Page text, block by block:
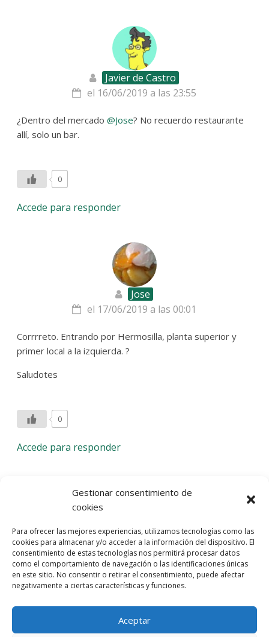
Gestionar consentimiento de
cookies
Para ofrecer las mejores experiencias, utilizamos tecnologías como las
cookies para almacenar y/o acceder a la información del dispositivo. El
consentimiento de estas tecnologías nos permitirá procesar datos
como el comportamiento de navegación o las identificaciones únicas
en este sitio. No consentir o retirar el consentimiento, puede afectar
negativamente a ciertas características y funciones.
Aceptar
Javier de Castro
el 16/06/2019 a las 23:55
¿Dentro del mercado@Jose? No recuerdo restaurante
allí, solo un bar.
0
Accede para responder
Jose
el 17/06/2019 a las 00:01
Corrrreto. Entrando por Hermosilla, planta superior y
primer local a la izquierda. ?
Saludotes
0
Accede para responder
Deja una respuesta
comentario.
Entra con tu red social
He leído y acepto laPolítica de Privacidad